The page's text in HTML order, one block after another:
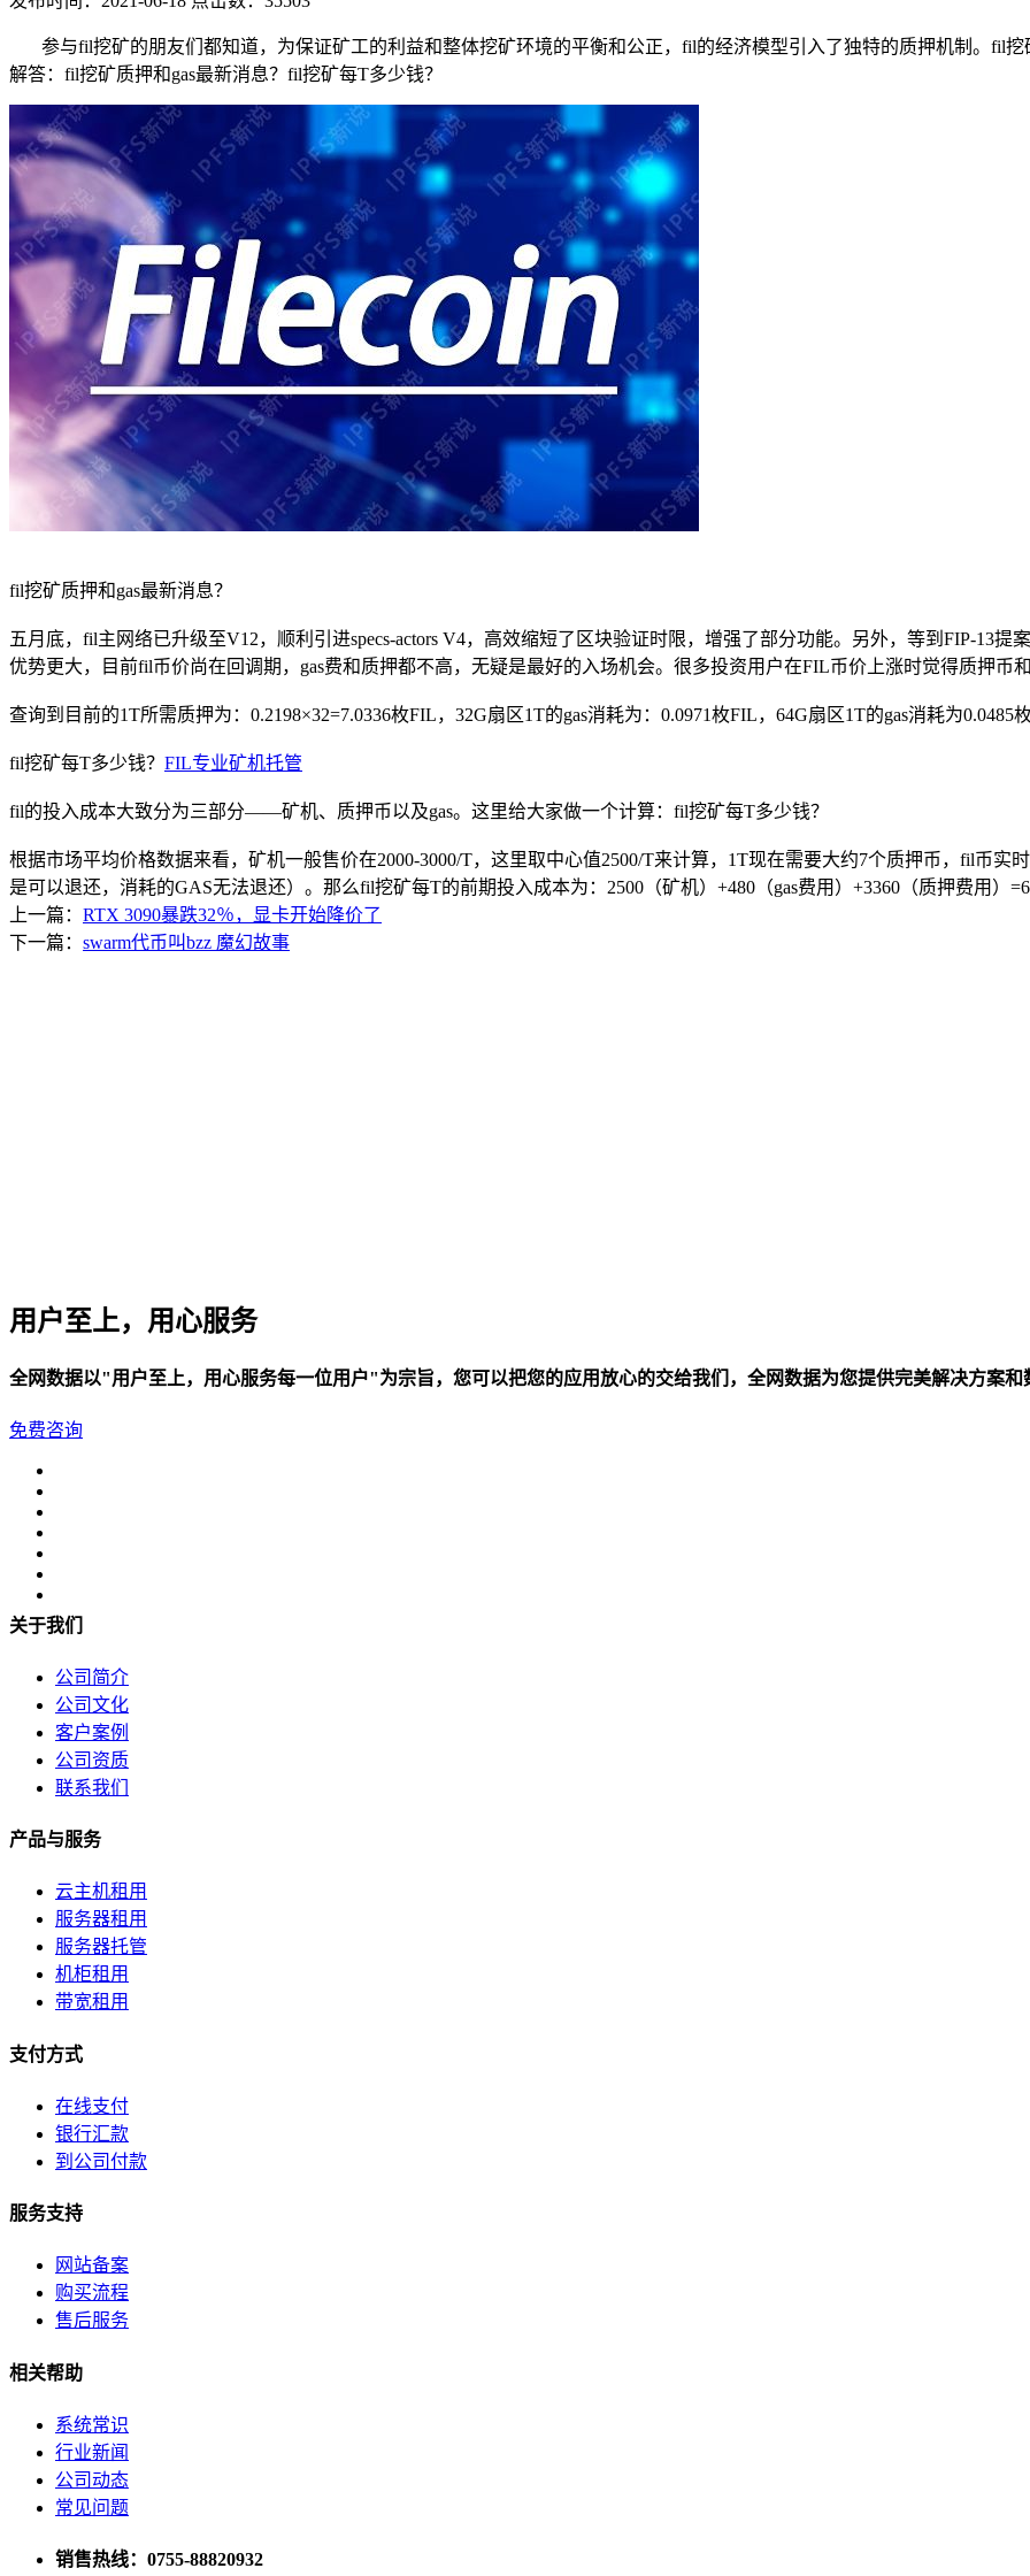
数据备份
快照备份灵活多变
SSL证书
确保信息的安全性
专线上网
企业专线上网
云计算
安全防护
全球分布式防御
混合云
快速部署组网
超融合
大企业首选
全球加速服务
定制跨境加速
数据中心
华南BGP机房
深圳横岗电信机房
深圳龙华观澜机房
国家B+级机房
广州天河信息港机房
电信钻石五星级机房
深圳罗湖田心机房
海外机房
解决方案
电子商务类解决方案
综合门户类解决方案
政府媒体类解决方案
游戏解决方案
负载均衡解决方案
专线接入服务方案
互联网金融解决方案
联系方式
参与fil挖矿的朋友们都知道，为保证矿工的利益和整体挖矿环境的平衡和公正，fil的经济模型引入了独特的质押机制。fil挖
解答：fil挖矿质押和gas最新消息？fil挖矿每T多少钱？
fil挖矿质押和gas最新消息？
五月底，fil主网络已升级至V12，顺利引进specs-actors V4，高效缩短了区块验证时限，增强了部分功能。另外，等到FIP-13
优势更大，目前fil币价尚在回调期，gas费和质押都不高，无疑是最好的入场机会。很多投资用户在FIL币价上涨时觉得质押币
查询到目前的1T所需质押为：0.2198×32=7.0336枚FIL，32G扇区1T的gas消耗为：0.0971枚FIL，64G扇区1T的gas消耗为0.0485
fil挖矿每T多少钱？ FIL专业矿机托管
fil的投入成本大致分为三部分——矿机、质押币以及gas。这里给大家做一个计算：fil挖矿每T多少钱？
根据市场平均价格数据来看，矿机一般售价在2000-3000/T，这里取中心值2500/T来计算，1T现在需要大约7个质押币，fil币实
是可以退还，消耗的GAS无法退还）。那么fil挖矿每T的前期投入成本为：2500（矿机）+480（gas费用）+3360（质押费用）
上一篇： RTX 3090暴跌32％，显卡开始降价了
下一篇： swarm代币叫bzz 魔幻故事
用户至上，用心服务
全网数据以"用户至上，用心服务每一位用户"为宗旨，您可以把您的应用放心的交给我们，全网数据为您提供完美解决方案和
免费咨询
关于我们
公司简介
公司文化
客户案例
公司资质
联系我们
产品与服务
云主机租用
服务器租用
服务器托管
机柜租用
带宽租用
支付方式
在线支付
银行汇款
到公司付款
服务支持
网站备案
购买流程
售后服务
相关帮助
系统常识
行业新闻
公司动态
常见问题
销售热线：0755-88820932